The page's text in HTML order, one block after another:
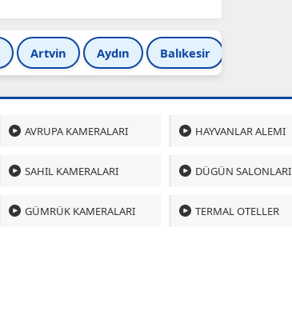
Artvin Aydın Balıkesir
AVRUPA KAMERALARI HAYVANLAR ALEMI
SAHIL KAMERALARI DÜGÜN SALONLARI
GÜMRÜK KAMERALARI TERMAL OTELLER